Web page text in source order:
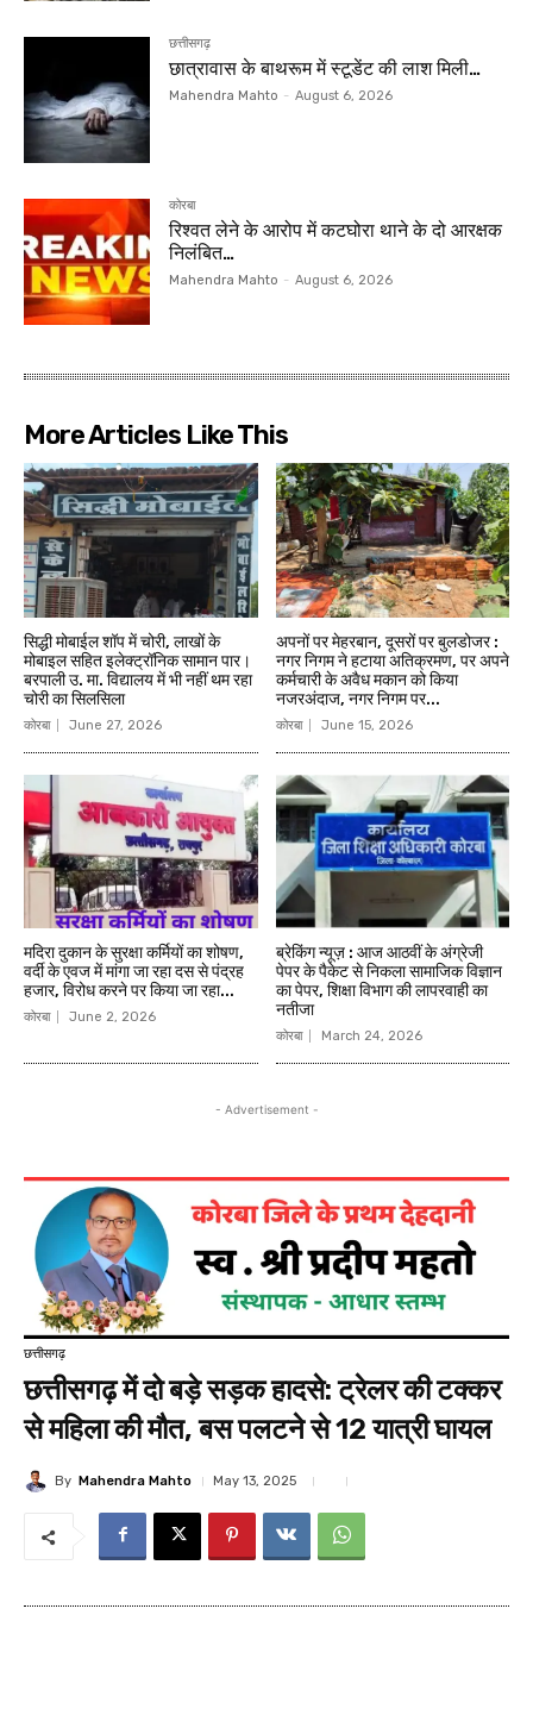
छत्तीसगढ़
छात्रावास के बाथरूम में स्टूडेंट की लाश मिली…
Mahendra Mahto - August 6, 2026
कोरबा
रिश्वत लेने के आरोप में कटघोरा थाने के दो आरक्षक
निलंबित…
Mahendra Mahto - August 6, 2026
More Articles Like This
सिद्धी मोबाईल शॉप में चोरी, लाखों के
मोबाइल सहित इलेक्ट्रॉनिक सामान पार।
बरपाली उ. मा. विद्यालय में भी नहीं थम रहा
चोरी का सिलसिला
कोरबा June 27, 2026
अपनों पर मेहरबान, दूसरों पर बुलडोजर :
नगर निगम ने हटाया अतिक्रमण, पर अपने
कर्मचारी के अवैध मकान को किया
नजरअंदाज, नगर निगम पर...
कोरबा June 15, 2026
मदिरा दुकान के सुरक्षा कर्मियों का शोषण,
वर्दी के एवज में मांगा जा रहा दस से पंद्रह
हजार, विरोध करने पर किया जा रहा...
कोरबा June 2, 2026
ब्रेकिंग न्यूज़ : आज आठवीं के अंग्रेजी
पेपर के पैकेट से निकला सामाजिक विज्ञान
का पेपर, शिक्षा विभाग की लापरवाही का
नतीजा
कोरबा March 24, 2026
- Advertisement -